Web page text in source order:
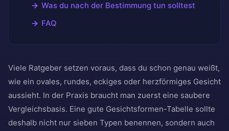
Was du nach der Bestimmung tun solltest
FAQ
Viele Ratgeber setzen voraus, dass du schon genau weißt,
wie ein ovales, rundes, eckiges oder herzförmiges Gesicht
aussieht. In der Praxis braucht man zuerst eine saubere
Vergleichsbasis. Eine gute Gesichtsformen-Tabelle sollte
deshalb nicht nur sieben Typen benennen, sondern auch